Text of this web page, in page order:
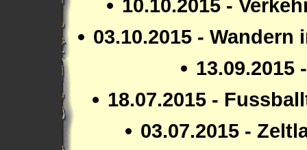
10.10.2015 -
03.10.2015 -
13.09.2015
18.07.2015 -
03.07.2015 -